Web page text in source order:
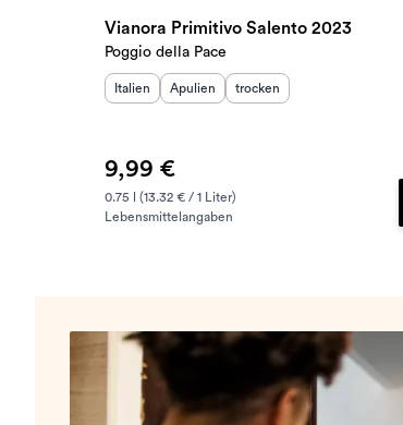
Vianora Primitivo Salento 2023
Poggio della Pace
Herkunftsland:
Italien Herkunftsregion:
Apulien Geschmack
trocken
9,99 €
0.75 l (13.32 € / 1 Liter)
Lebensmittelangaben